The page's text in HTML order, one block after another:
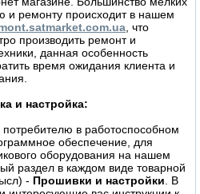
и ремонту происходит в нашем
, что
производить ремонт и
данная особенность
время ожидания клиента и
и настройка:
потребителю в работоспособном
обеспечение, для
оборудования на нашем
раздел в каждом виде товарной
- Прошивки и настройки . В